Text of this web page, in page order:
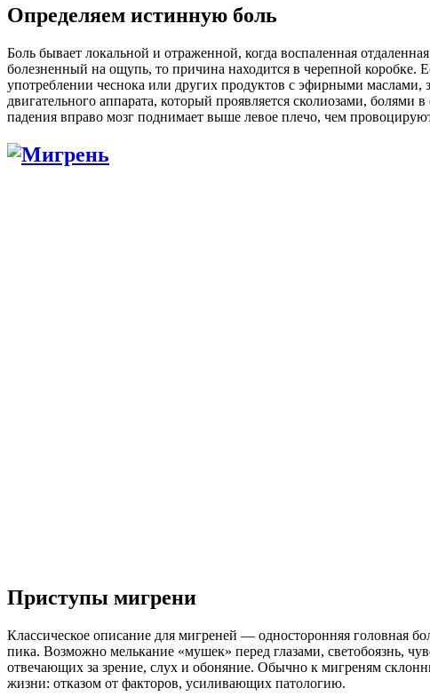
Определяем истинную боль
Боль бывает локальной и отраженной, когда воспаленная
болезненный на ощупь, то причина находится в черепной
употреблении чеснока или других продуктов с эфирными
двигательного аппарата, который проявляется сколиозами,
падения вправо мозг поднимает выше левое плечо, чем
Приступы мигрени
Классическое описание для мигреней — односторонняя головная
пика. Возможно мелькание «мушек» перед глазами, светобоязнь,
отвечающих за зрение, слух и обоняние. Обычно к мигреням
жизни: отказом от факторов, усиливающих патологию.